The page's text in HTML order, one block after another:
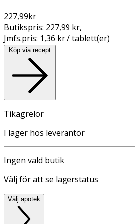
227,99kr
Butikspris: 227,99 kr,
Jmfs.pris: 1,36 kr / tablett(er)
Köp via recept
Tikagrelor
I lager hos leverantör
Ingen vald butik
Välj för att se lagerstatus
Välj apotek